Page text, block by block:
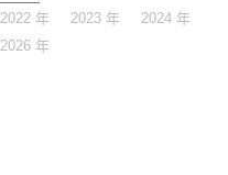
2022 年 2023 年
2024 年
2026 年